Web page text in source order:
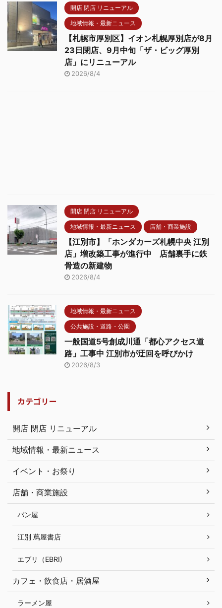
開店 閉店 リニューアル
地域情報・最新ニュース
【札幌市厚別区】イオン札幌厚別店が8月
23日閉店、9月中旬「ザ・ビッグ厚別
店」にリニューアル
2026/8/4
開店 閉店 リニューアル
地域情報・最新ニュース 店舗・商業施設
【江別市】「ホンダカーズ札幌中央 江別
店」増改築工事が進行中 店舗裏手に鉄
骨造の新建物
2026/8/4
地域情報・最新ニュース
公共施設・道路・公園
一般国道5号創成川通「都心アクセス道
路」工事中 江別市が迂回を呼びかけ
2026/8/3
カテゴリー
開店 閉店 リニューアル
地域情報・最新ニュース
イベント・お祭り
店舗・商業施設
パン屋
江別 蔦屋書店
エブリ（EBRI)
カフェ・飲食店・居酒屋
ラーメン屋